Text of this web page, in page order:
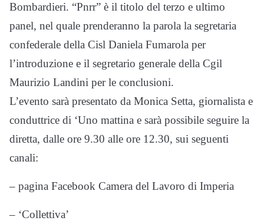
Bombardieri. “Pnrr” è il titolo del terzo e ultimo
panel, nel quale prenderanno la parola la segretaria
confederale della Cisl Daniela Fumarola per
l’introduzione e il segretario generale della Cgil
Maurizio Landini per le conclusioni.
L’evento sarà presentato da Monica Setta, giornalista e
conduttrice di ‘Uno mattina e sarà possibile seguire la
diretta, dalle ore 9.30 alle ore 12.30, sui seguenti
canali:
– pagina Facebook Camera del Lavoro di Imperia
– ‘Collettiva’